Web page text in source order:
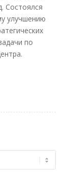
Состоялся
улучшению
по